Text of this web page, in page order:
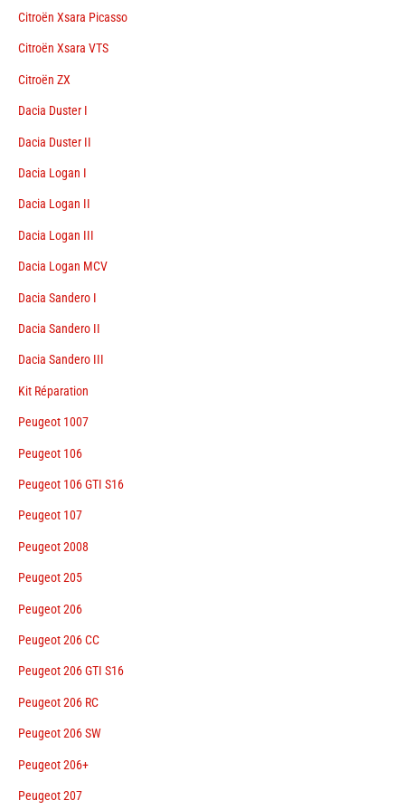
Citroën Xsara Picasso
Citroën Xsara VTS
Citroën ZX
Dacia Duster I
Dacia Duster II
Dacia Logan I
Dacia Logan II
Dacia Logan III
Dacia Logan MCV
Dacia Sandero I
Dacia Sandero II
Dacia Sandero III
Kit Réparation
Peugeot 1007
Peugeot 106
Peugeot 106 GTI S16
Peugeot 107
Peugeot 2008
Peugeot 205
Peugeot 206
Peugeot 206 CC
Peugeot 206 GTI S16
Peugeot 206 RC
Peugeot 206 SW
Peugeot 206+
Peugeot 207